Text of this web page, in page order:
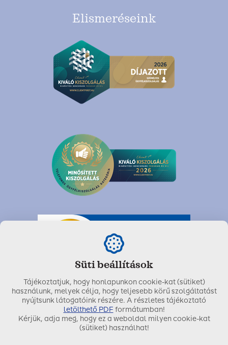
Elismeréseink
Utolsó módosítás dátuma:2021. május 14.
Süti beállítások
Tájékoztatjuk, hogy honlapunkon cookie-kat (sütiket)
használunk, melyek célja, hogy teljesebb körű szolgáltatást
nyújtsunk látogatóink részére. A részletes tájékoztató
letölthető PDF formátumban!
Kérjük, adja meg, hogy ez a weboldal milyen cookie-kat
(sütiket) használhat!